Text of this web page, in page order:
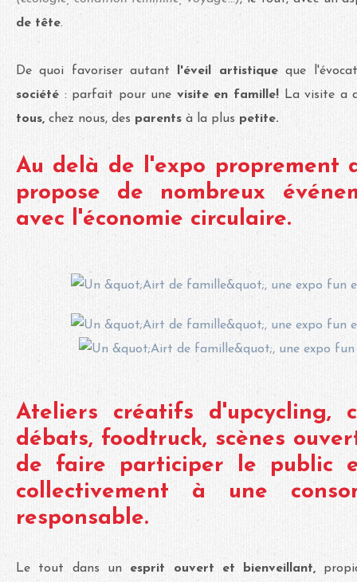
de tête.
De quoi favoriser autant l'éveil artistiqueque
société : parfait pour une visite en famille!
La visite a
tous, chez nous, des parents à la plus petite.
Au delà de l'expo proprement
propose de nombreux
avec l'économie circulaire.
Ateliers créatifs d'upcycling,
débats, foodtruck, scènes
de faire participer le public
collectivement à une
responsable.
Le tout dans un esprit ouvert et bienveillant,